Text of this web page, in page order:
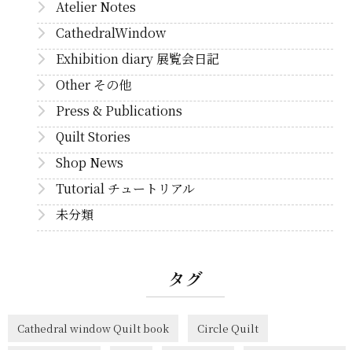
Atelier Notes
CathedralWindow
Exhibition diary 展覧会日記
Other その他
Press & Publications
Quilt Stories
Shop News
Tutorial チュートリアル
未分類
タグ
Cathedral window Quilt book Circle Quilt